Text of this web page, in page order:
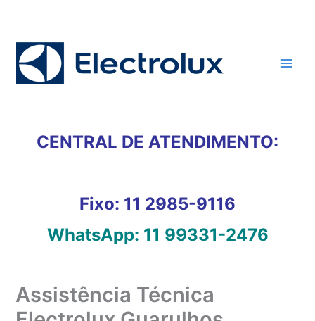
conteúdo
CENTRAL DE ATENDIMENTO:
Fixo: 11 2985-9116
WhatsApp: 11 99331-2476
Assistência Técnica